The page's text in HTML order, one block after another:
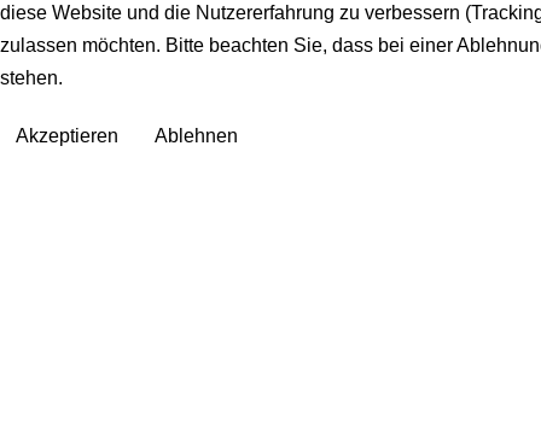
diese Website und die Nutzererfahrung zu verbessern
zulassen möchten. Bitte beachten Sie, dass bei einer
stehen.
Akzeptieren Ablehnen